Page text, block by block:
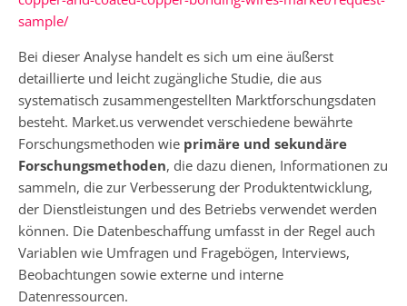
sample/
Bei dieser Analyse handelt es sich um eine äußerst
detaillierte und leicht zugängliche Studie, die aus
systematisch zusammengestellten Marktforschungsdaten
besteht. Market.us verwendet verschiedene bewährte
Forschungsmethoden wie primäre und sekundäre
Forschungsmethoden, die dazu dienen, Informationen zu
sammeln, die zur Verbesserung der Produktentwicklung,
der Dienstleistungen und des Betriebs verwendet werden
können. Die Datenbeschaffung umfasst in der Regel auch
Variablen wie Umfragen und Fragebögen, Interviews,
Beobachtungen sowie externe und interne
Datenressourcen.